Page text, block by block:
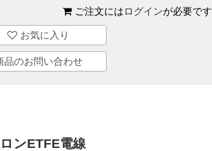
ご注文には ログインが必要です
お気に入り
品のお問い合わせ
ンETFE電線